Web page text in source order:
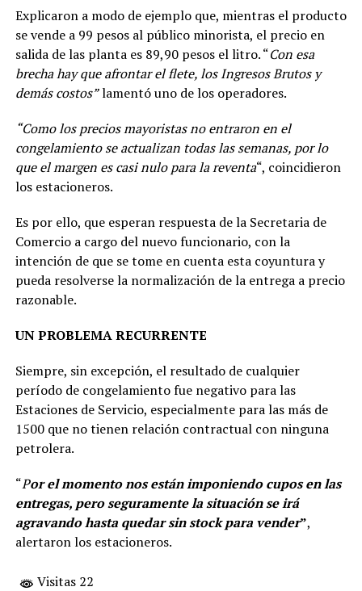
Explicaron a modo de ejemplo que, mientras el producto
se vende a 99 pesos al público minorista, el precio en
salida de las planta es 89,90 pesos el litro. “Con esa
brecha hay que afrontar el flete, los Ingresos Brutos y
demás costos”lamentó uno de los operadores.
“Como los precios mayoristas no entraron en el
congelamiento se actualizan todas las semanas, por lo
que el margen es casi nulo para la reventa“, coincidieron
los estacioneros.
Es por ello, que esperan respuesta de la Secretaria de
Comercio a cargo del nuevo funcionario, con la
intención de que se tome en cuenta esta coyuntura y
pueda resolverse la normalización de la entrega a precio
razonable.
UN PROBLEMA RECURRENTE
Siempre, sin excepción, el resultado de cualquier
período de congelamiento fue negativo para las
Estaciones de Servicio, especialmente para las más de
1500 que no tienen relación contractual con ninguna
petrolera.
“Por el momento nos están imponiendo cupos en las
entregas, pero seguramente la situación se irá
agravando hasta quedar sin stock para vender”,
alertaron los estacioneros.
Visitas 22